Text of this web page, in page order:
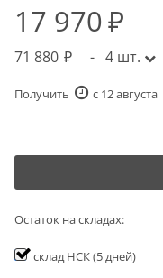
17 970
71 880 - 4 шт.
Получить c 12 августа
Остаток на складах:
склад НСК(5 дней)